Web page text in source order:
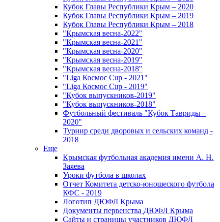
Кубок Главы Республики Крым – 2020
Кубок Главы Республики Крым – 2019
Кубок Главы Республики Крым – 2018
"Крымская весна-2022"
"Крымская весна-2021"
"Крымская весна-2020"
"Крымская весна-2019"
"Крымская весна-2018"
"Liga Космос Cup - 2021"
"Liga Космос Cup - 2019"
"Кубок выпускников-2019"
"Кубок выпускников-2018"
Футбольный фестиваль "Кубок Тавриды –
2020"
Турнир среди дворовых и сельских команд -
2018
Еще
Крымская футбольная академия имени А. Н.
Заяева
Уроки футбола в школах
Отчет Комитета детско-юношеского футбола
КФС - 2019
Логотип ДЮФЛ Крыма
Документы первенства ДЮФЛ Крыма
Сайты и страницы участников ДЮФЛ